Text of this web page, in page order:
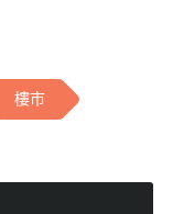
樓市